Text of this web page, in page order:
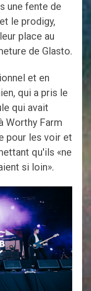
une fente de
le prodigy,
place au
de Glasto.
et en
qui a pris le
qui avait
Worthy Farm
pour les voir et
qu'ils «ne
si loin».